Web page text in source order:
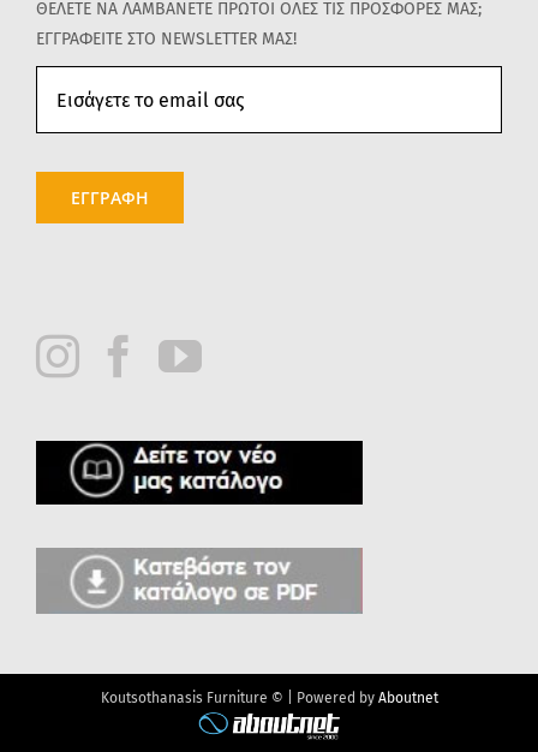
ΘΕΛΕΤΕ ΝΑ ΛΑΜΒΑΝΕΤΕ ΠΡΩΤΟΙ ΟΛΕΣ ΤΙΣ ΠΡΟΣΦΟΡΕΣ ΜΑΣ;
ΕΓΓΡΑΦΕΙΤΕ ΣΤΟ NEWSLETTER ΜΑΣ!
ΕΓΓΡΑΦΗ
Koutsothanasis Furniture © | Powered by Aboutnet